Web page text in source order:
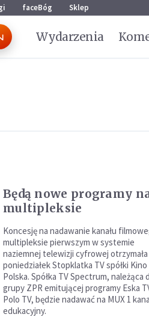
faceBóg Sklep
Wydarzenia
Będą nowe programy
multipleksie
Koncesję na nadawanie kanału
multipleksie pierwszym w systemie
naziemnej telewizji cyfrowej
poniedziałek Stopklatka TV spółki Kino
Polska. Spółka TV Spectrum, należąca
grupy ZPR emitującej programy Eska
Polo TV, będzie nadawać na MUX 1
edukacyjny.